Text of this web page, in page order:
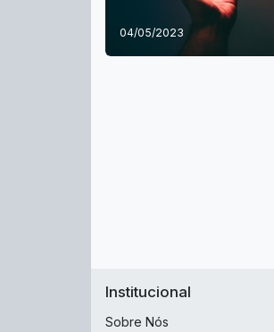
04/05/2023
Institucional
Sobre Nós